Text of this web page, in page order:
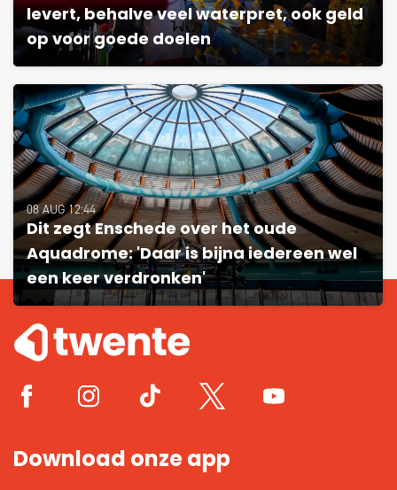
levert, behalve veel waterpret, ook geld
op voor goede doelen
08 AUG 12:44
Dit zegt Enschede over het oude
Aquadrome: 'Daar is bijna iedereen wel
een keer verdronken'
Download onze app